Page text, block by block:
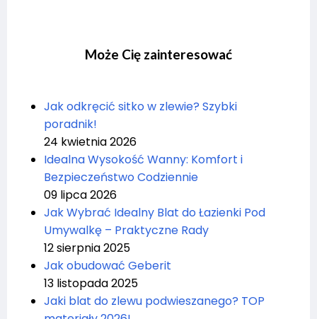
Może Cię zainteresować
Jak odkręcić sitko w zlewie? Szybki
poradnik!
24 kwietnia 2026
Idealna Wysokość Wanny: Komfort i
Bezpieczeństwo Codziennie
09 lipca 2026
Jak Wybrać Idealny Blat do Łazienki Pod
Umywalkę – Praktyczne Rady
12 sierpnia 2025
Jak obudować Geberit
13 listopada 2025
Jaki blat do zlewu podwieszanego? TOP